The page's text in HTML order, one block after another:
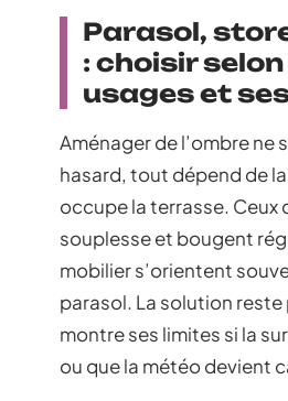
Parasol,
: choisir
usages et
Aménager de l’ombre ne
hasard, tout dépend de
occupe la terrasse. Ceux
souplesse et bougent
mobilier s’orientent
parasol. La solution
montre ses limites si la
ou que la météo devient